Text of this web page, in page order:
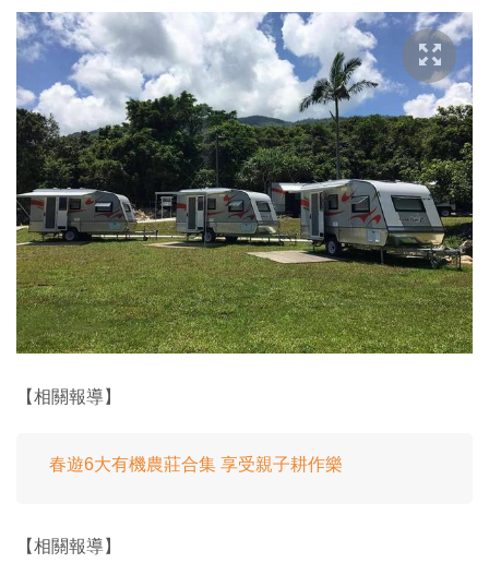
【相關報導】
春遊6大有機農莊合集 享受親子耕作樂
【相關報導】